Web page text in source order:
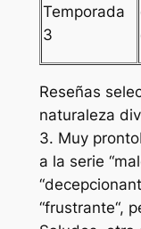
Temporada
3
Reseñas
naturaleza
3. Muy pronto
a la serie “
“
“frustrante“,